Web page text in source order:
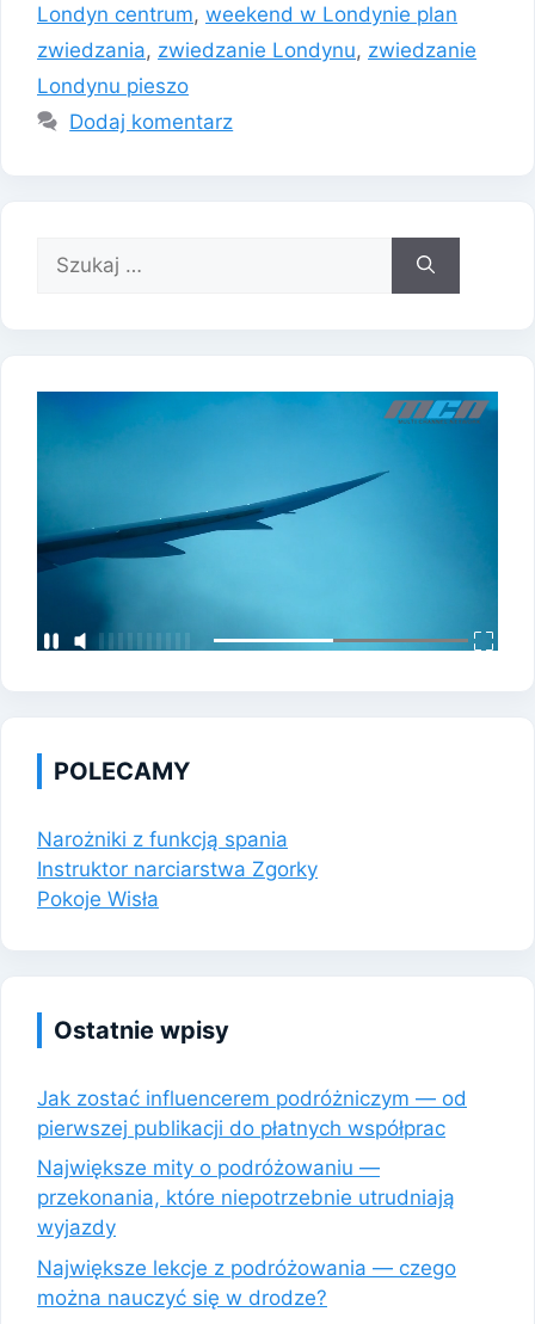
Londyn centrum, weekend w Londynie plan
zwiedzania, zwiedzanie Londynu, zwiedzanie
Londynu pieszo
Dodaj komentarz
POLECAMY
Narożniki z funkcją spania
Instruktor narciarstwa Zgorky
Pokoje Wisła
Ostatnie wpisy
Jak zostać influencerem podróżniczym — od
pierwszej publikacji do płatnych współprac
Największe mity o podróżowaniu —
przekonania, które niepotrzebnie utrudniają
wyjazdy
Największe lekcje z podróżowania — czego
można nauczyć się w drodze?